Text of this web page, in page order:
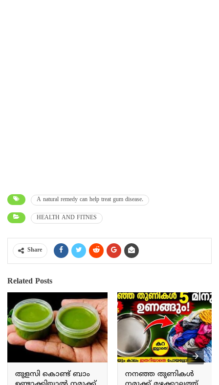
A natural remedy can help treat gum disease.
HEALTH AND FITNES
Share
Related Posts
തുളസി കൊണ്ട് ബാം
നനഞ്ഞ തുണികൾ